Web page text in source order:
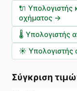
🔌 Υπολογιστής
οχήματος →
🌡️ Υπολογιστής
☀️ Υπολογιστής
Σύγκριση